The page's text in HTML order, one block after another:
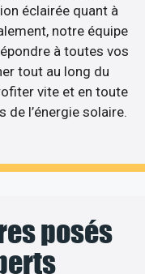
éclairée quant à
notre équipe
à toutes vos
tout au long du
vite et en toute
de l’énergie solaire.
posés